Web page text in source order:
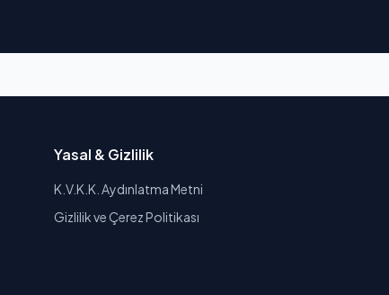
Yasal & Gizlilik
K.V.K.K. Aydınlatma Metni
Gizlilik ve Çerez Politikası